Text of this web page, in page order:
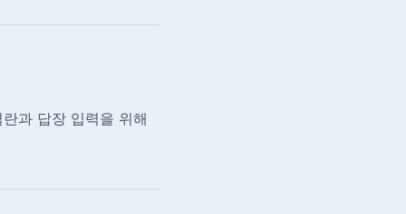
과 답장 입력을 위해